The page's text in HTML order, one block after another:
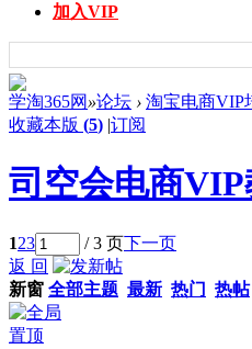
加入VIP
学淘365网 »论坛 › 淘宝电商VIP
收藏本版 (5) |订阅
司空会电商VIP
123 / 3 页下一页
返 回
新窗 全部主题 最新 热门 热帖